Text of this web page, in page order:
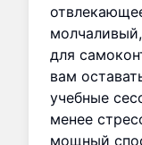
для
вам
учебные
менее
мощный